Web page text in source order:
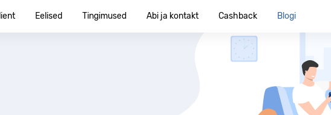
Eelised Tingimused Abi ja kontakt Cashback Blogi